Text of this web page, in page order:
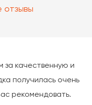
отзывы
за качественную и
получилась очень
рекомендовать.